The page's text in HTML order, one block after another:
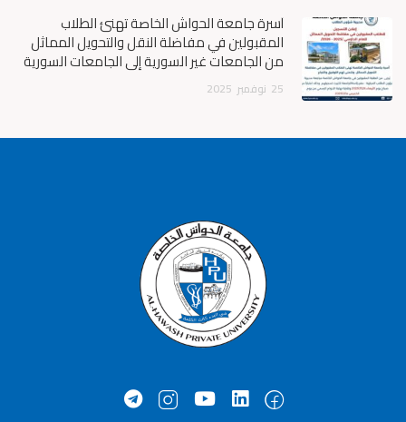
أسرة جامعة الحواش الخاصة تهنئ الطلاب
المقبولين في مفاضلة النقل والتحويل المماثل
من الجامعات غير السورية إلى الجامعات السورية
25 نوفمبر 2025